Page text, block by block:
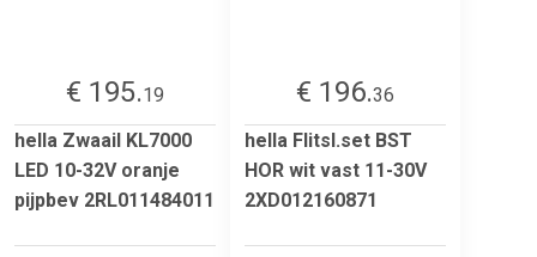
€ 195.19
hella Zwaail KL7000
LED 10-32V oranje
pijpbev 2RL011484011
€ 196.36
hella Flitsl.set BST
HOR wit vast 11-30V
2XD012160871